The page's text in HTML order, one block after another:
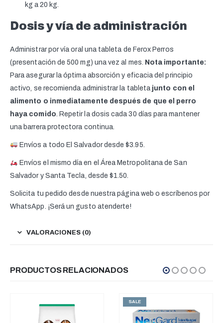
kg a 20 kg.
Dosis y vía de administración
Administrar por vía oral una tableta de Ferox Perros
(presentación de 500 mg) una vez al mes. Nota importante:
Para asegurar la óptima absorción y eficacia del principio
activo, se recomienda administrar la tableta junto con el
alimento o inmediatamente después de que el perro
haya comido . Repetir la dosis cada 30 días para mantener
una barrera protectora continua.
Envíos a todo El Salvador desde $3.95.
Envíos el mismo día en el Área Metropolitana de San
Salvador y Santa Tecla, desde $1.50.
Solicita tu pedido desde nuestra página web o escríbenos por
WhatsApp. ¡Será un gusto atenderte!
VALORACIONES (0)
PRODUCTOS RELACIONADOS
SALE